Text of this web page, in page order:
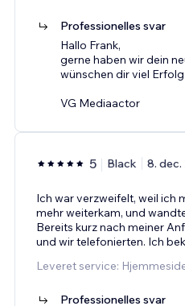
Professionelles svar
Hallo Frank,
gerne haben wir dein
wünschen dir viel
VG Mediaactor
5 Black 8.
Ich war verzweifelt, weil ich
mehr weiterkam, und
Bereits kurz nach meiner
und wir telefonierten. Ich
Leveret service:
Professionelles svar